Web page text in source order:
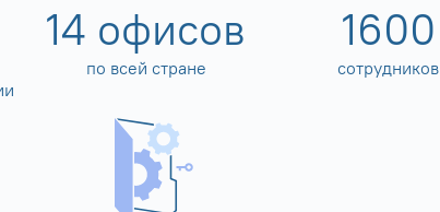
14 офисов
по всей стране
1600
сотрудников